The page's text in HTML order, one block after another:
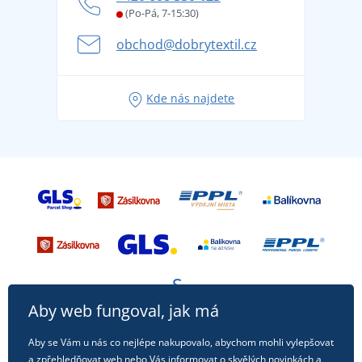
Letní dobrodružství začíná balením aneb připravte
se na dovolenou bez starostí
(Po-Pá, 7-15:30)
obchod@dobrytextil.cz
Kde nás najdete
Aby web fungoval, jak má
Aby se Vám u nás co nejlépe nakupovalo, abychom mohli vylepšovat
a zpřehledňovat web nebo Vás informovat o skvělých novinkách a